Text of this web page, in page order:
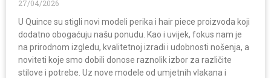
27/04/2026
U Quince su stigli novi modeli perika i hair piece proizvoda koji
dodatno obogaćuju našu ponudu. Kao i uvijek, fokus nam je
na prirodnom izgledu, kvalitetnoj izradi i udobnosti nošenja, a
noviteti koje smo dobili donose raznolik izbor za različite
stilove i potrebe. Uz nove modele od umjetnih vlakana i